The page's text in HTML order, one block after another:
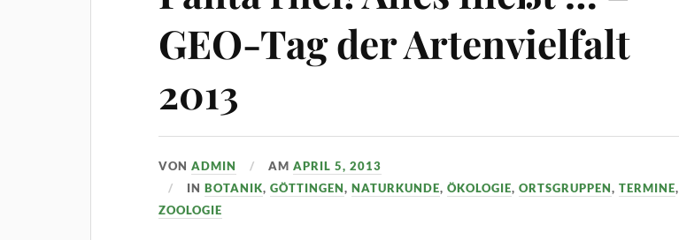
GEO-Tag der Artenvielfalt
2013
VONADMIN AMAPRIL 5, 2013
INBOTANIK,GÖTTINGEN,NATURKUNDE,ÖKOLOGIE,ORTSGRUPPEN,TERMINE,
ZOOLOGIE